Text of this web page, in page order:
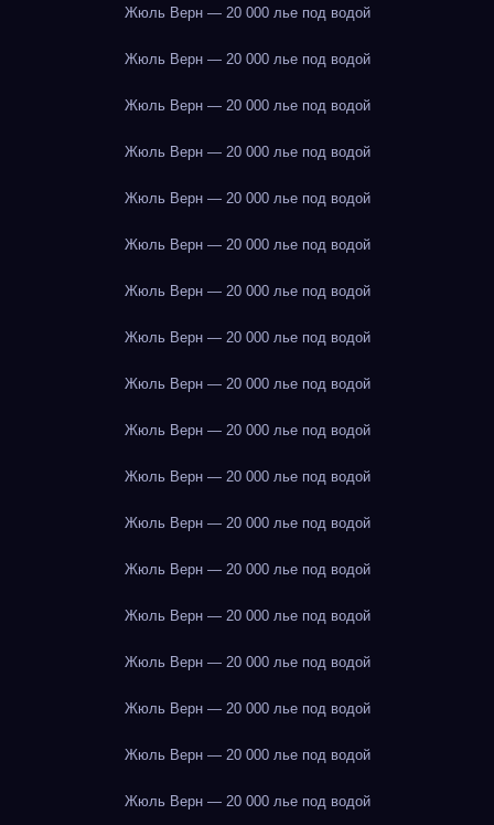
Жюль Верн — 20 000 лье под водой
Жюль Верн — 20 000 лье под водой
Жюль Верн — 20 000 лье под водой
Жюль Верн — 20 000 лье под водой
Жюль Верн — 20 000 лье под водой
Жюль Верн — 20 000 лье под водой
Жюль Верн — 20 000 лье под водой
Жюль Верн — 20 000 лье под водой
Жюль Верн — 20 000 лье под водой
Жюль Верн — 20 000 лье под водой
Жюль Верн — 20 000 лье под водой
Жюль Верн — 20 000 лье под водой
Жюль Верн — 20 000 лье под водой
Жюль Верн — 20 000 лье под водой
Жюль Верн — 20 000 лье под водой
Жюль Верн — 20 000 лье под водой
Жюль Верн — 20 000 лье под водой
Жюль Верн — 20 000 лье под водой